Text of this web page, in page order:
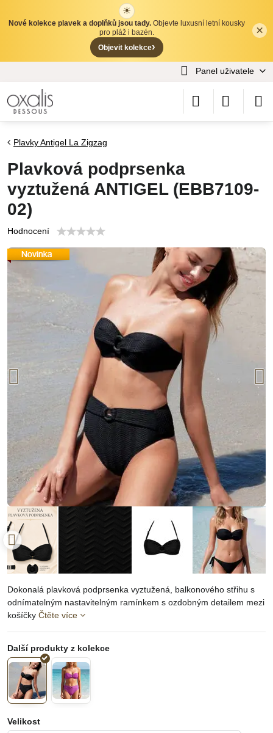
✕
×
☀
Nové kolekce plavek a doplňků jsou tady. Objevte luxusní letní kousky
pro pláž i bazén.
Objevit kolekce›
Panel uživatele
Plavky Antigel La Zigzag
Plavková podprsenka
vyztužená ANTIGEL (EBB7109-
02)
Hodnocení
Dokonalá plavková podprsenka vyztužená, balkonového střihu s
odnímatelným nastavitelným ramínkem s ozdobným detailem mezi
košíčky Čtěte více
Velikost